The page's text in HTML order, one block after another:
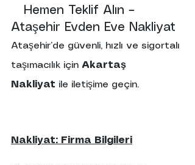
Ataşehir Evden Eve Nakliyat
Ataşehir’de güvenli, hızlı ve sigortalı
taşımacılık için Akartaş
Nakliyat ile iletişime geçin.
Nakliyat: Firma Bilgileri